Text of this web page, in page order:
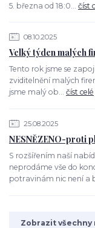
5. března od 18:0... číst
08.10.2025
Velký týden malých
Tento rok jsme se
zviditelnění malých
jsme malý ob... číst celé
25.08.2025
NESNĚZENO-proti
S rozšířením naší
neprodáme vše do
potravinám nic není a
Zobrazit všechny